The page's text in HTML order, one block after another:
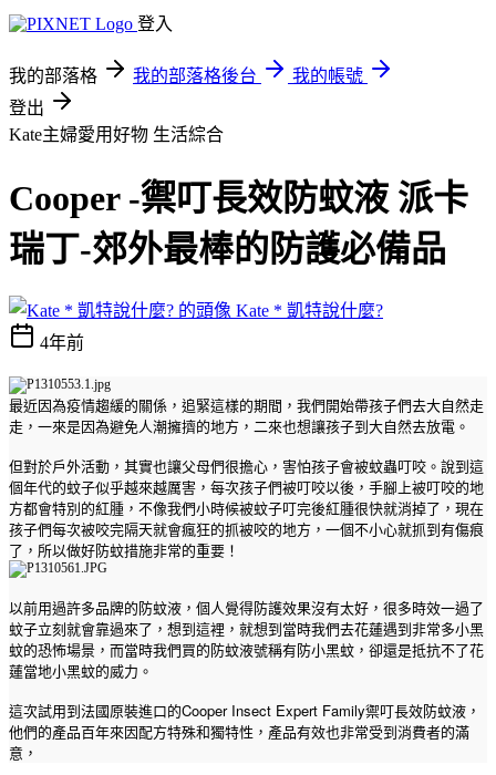
登入
我的部落格 我的部落格後台
我的帳號
登出
Kate主婦愛用好物 生活綜合
Cooper -禦叮長效防蚊液 派卡
瑞丁-郊外最棒的防護必備品
Kate * 凱特說什麼?
4年前
最近因為疫情趨緩的關係，追緊這樣的期間，我們開始帶孩子們去大自然走
走，一來是因為避免人潮擁擠的地方，二來也想讓孩子到大自然去放電。
但對於戶外活動，其實也讓父母們很擔心，害怕孩子會被蚊蟲叮咬。說到這
個年代的蚊子似乎越來越厲害，每次孩子們被叮咬以後，手腳上被叮咬的地
方都會特別的紅腫，不像我們小時候被蚊子叮完後紅腫很快就消掉了，現在
孩子們每次被咬完隔天就會瘋狂的抓被咬的地方，一個不小心就抓到有傷痕
了，所以做好防蚊措施非常的重要！
以前用過許多品牌的防蚊液，個人覺得防護效果沒有太好，很多時效一過了
蚊子立刻就會靠過來了，想到這裡，就想到當時我們去花蓮遇到非常多小黑
蚊的恐怖場景，而當時我們買的防蚊液號稱有防小黑蚊，卻還是抵抗不了花
蓮當地小黑蚊的威力。
這次試用到法國原裝進口的Cooper Insect Expert Family禦叮長效防蚊液，
他們的產品百年來因配方特殊和獨特性，產品有效也非常受到消費者的滿
意，